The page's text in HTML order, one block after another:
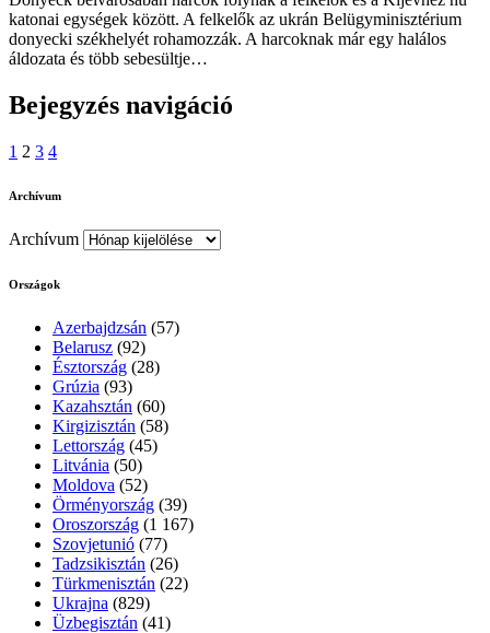
katonai egységek között. A felkelők az ukrán Belügyminisztérium
donyecki székhelyét rohamozzák. A harcoknak már egy halálos
áldozata és több sebesültje…
Bejegyzés navigáció
1 2 3 4
Archívum
Archívum
Országok
Azerbajdzsán (57)
Belarusz (92)
Észtország (28)
Grúzia (93)
Kazahsztán (60)
Kirgizisztán (58)
Lettország (45)
Litvánia (50)
Moldova (52)
Örményország (39)
Oroszország (1 167)
Szovjetunió (77)
Tadzsikisztán (26)
Türkmenisztán (22)
Ukrajna (829)
Üzbegisztán (41)